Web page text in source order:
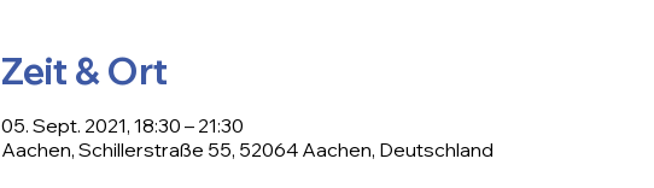
Zeit & Ort
05. Sept. 2021, 18:30 – 21:30
Aachen, Schillerstraße 55, 52064 Aachen, Deutschland